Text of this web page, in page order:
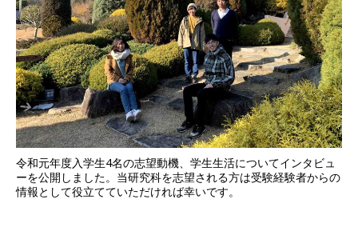
令和元年度入学生4名の志望動機、学生生活についてインタビュ
ーを公開しました。当研究科を志望される方は受験経験者からの
情報として役立てていただければ幸いです。